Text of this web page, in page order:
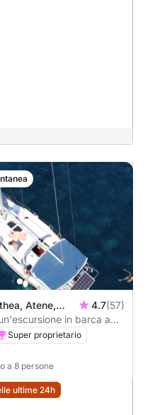
Atene,
4.7(57)
in barca a
Super proprietario
a 8 persone
ultime 24h